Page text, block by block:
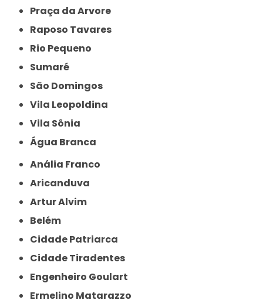
Praça da Arvore
Raposo Tavares
Rio Pequeno
Sumaré
São Domingos
Vila Leopoldina
Vila Sônia
Água Branca
Anália Franco
Aricanduva
Artur Alvim
Belém
Cidade Patriarca
Cidade Tiradentes
Engenheiro Goulart
Ermelino Matarazzo